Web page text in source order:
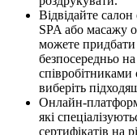
Відвідайте
SPA або масажу
можете придбати
безпосередньо
співробітниками
виберіть
Онлайн-
які
сертифікатів на